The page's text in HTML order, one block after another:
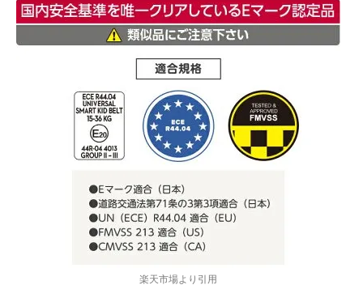
楽天市場より引用